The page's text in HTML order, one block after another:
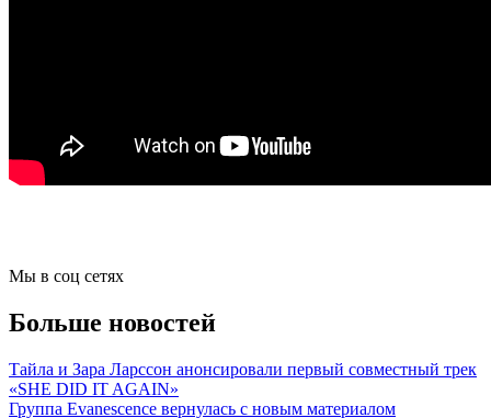
Мы в соц сетях
Больше новостей
Тайла и Зара Ларссон анонсировали первый совместный трек
«SHE DID IT AGAIN»
Группа Evanescence вернулась с новым материалом